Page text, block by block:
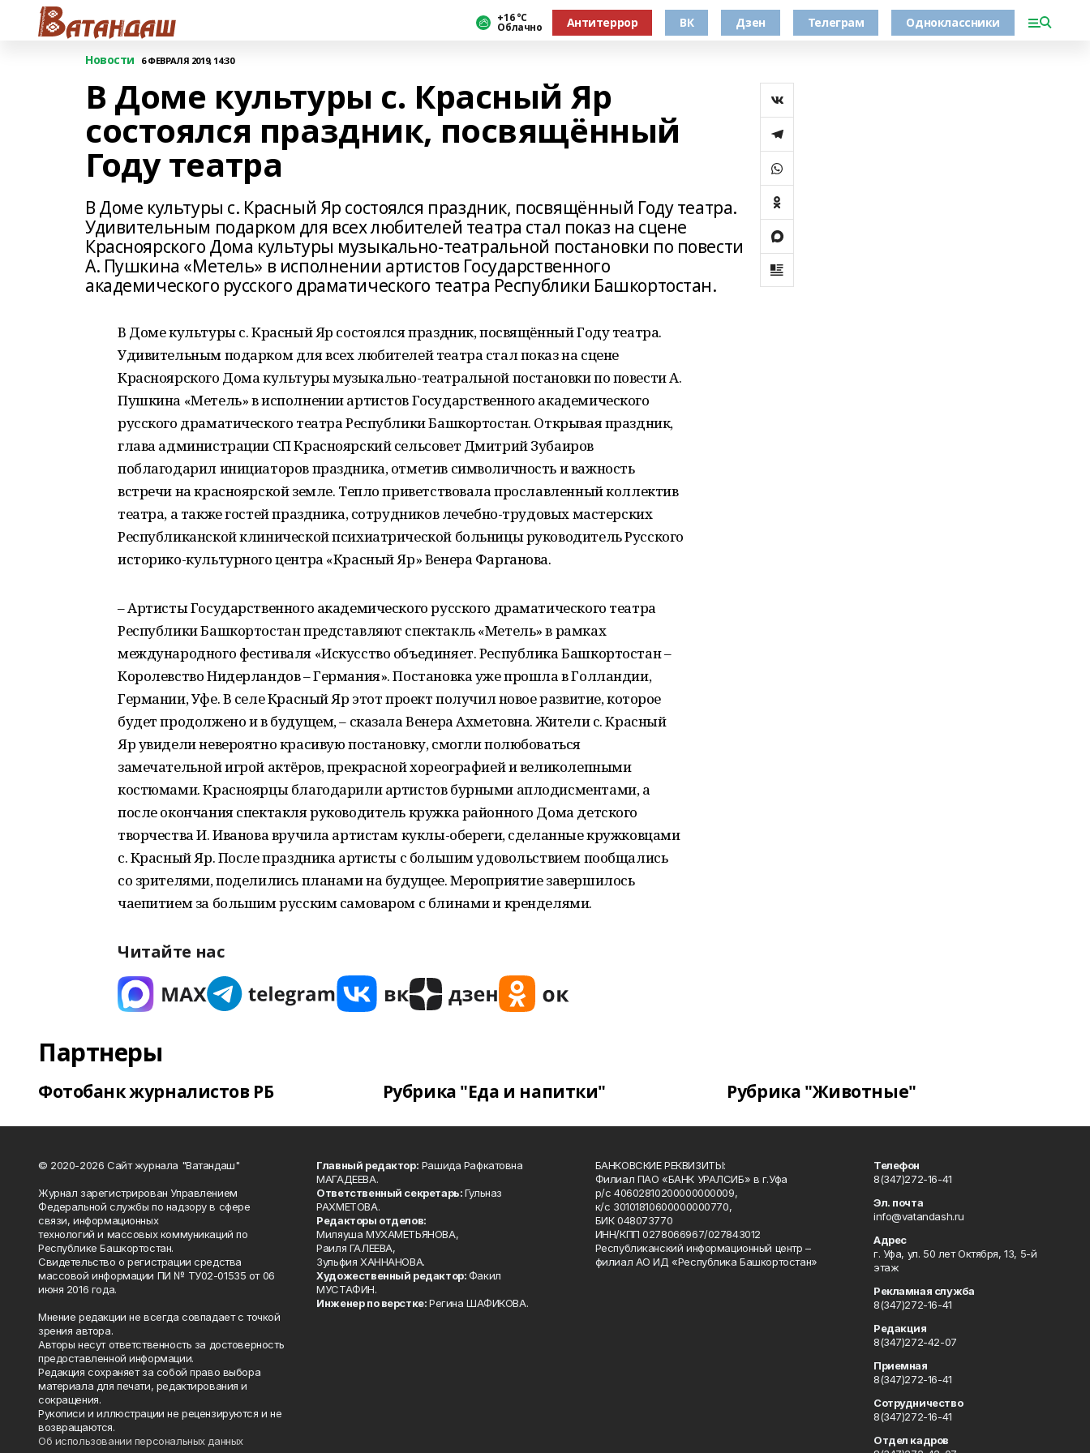
+16 °С
Облачно Антитеррор ВК Дзен Телеграм Одноклассники
Новости 6 ФЕВРАЛЯ 2019, 14:30
В Доме культуры с. Красный Яр
состоялся праздник, посвящённый
Году театра
В Доме культуры с. Красный Яр состоялся праздник, посвящённый Году театра.
Удивительным подарком для всех любителей театра стал показ на сцене
Красноярского Дома культуры музыкально-театральной постановки по повести
А. Пушкина «Метель» в исполнении артистов Государственного
академического русского драматического театра Республики Башкортостан.
В Доме культуры с. Красный Яр состоялся праздник, посвящённый Году театра.
Удивительным подарком для всех любителей театра стал показ на сцене
Красноярского Дома культуры музыкально-театральной постановки по повести А.
Пушкина «Метель» в исполнении артистов Государственного академического
русского драматического театра Республики Башкортостан. Открывая праздник,
глава администрации СП Красноярский сельсовет Дмитрий Зубаиров
поблагодарил инициаторов праздника, отметив символичность и важность
встречи на красноярской земле. Тепло приветствовала прославленный коллектив
театра, а также гостей праздника, сотрудников лечебно-трудовых мастерских
Республиканской клинической психиатрической больницы руководитель Русского
историко-культурного центра «Красный Яр» Венера Фарганова.
– Артисты Государственного академического русского драматического театра
Республики Башкортостан представляют спектакль «Метель» в рамках
международного фестиваля «Искусство объединяет. Республика Башкортостан –
Королевство Нидерландов – Германия». Постановка уже прошла в Голландии,
Германии, Уфе. В селе Красный Яр этот проект получил новое развитие, которое
будет продолжено и в будущем, – сказала Венера Ахметовна. Жители с. Красный
Яр увидели невероятно красивую постановку, смогли полюбоваться
замечательной игрой актёров, прекрасной хореографией и великолепными
костюмами. Красноярцы благодарили артистов бурными аплодисментами, а
после окончания спектакля руководитель кружка районного Дома детского
творчества И. Иванова вручила артистам куклы-обереги, сделанные кружковцами
с. Красный Яр. После праздника артисты с большим удовольствием пообщались
со зрителями, поделились планами на будущее. Мероприятие завершилось
чаепитием за большим русским самоваром с блинами и кренделями.
Читайте нас
Партнеры
Фотобанк журналистов РБ Рубрика "Еда и напитки" Рубрика "Животные"
© 2020-2026 Сайт журнала "Ватандаш"
Журнал зарегистрирован Управлением
Федеральной службы по надзору в сфере
связи, информационных
технологий и массовых коммуникаций по
Республике Башкортостан.
Свидетельство о регистрации средства
массовой информации ПИ № ТУ02-01535 от 06
июня 2016 года.
Мнение редакции не всегда совпадает с точкой
зрения автора.
Авторы несут ответственность за достоверность
предоставленной информации.
Редакция сохраняет за собой право выбора
материала для печати, редактирования и
сокращения.
Рукописи и иллюстрации не рецензируются и не
возвращаются.
Об использовании персональных данных
Главный редактор: Рашида Рафкатовна
МАГАДЕЕВА.
Ответственный секретарь:Гульназ
РАХМЕТОВА.
Редакторы отделов:
Миляуша МУХАМЕТЬЯНОВА,
Раиля ГАЛЕЕВА,
Зульфия ХАННАНОВА.
Художественный редактор:Факил
МУСТАФИН.
Инженер по верстке:Регина ШАФИКОВА.
БАНКОВСКИЕ РЕКВИЗИТЫ:
Филиал ПАО «БАНК УРАЛСИБ» в г.Уфа
р/с 40602810200000000009,
к/с 30101810600000000770,
БИК 048073770
ИНН/КПП 0278066967/027843012
Республиканский информационный центр –
филиал АО ИД «Республика Башкортостан»
Телефон
8(347)272-16-41
Эл. почта
info@vatandash.ru
Адрес
г. Уфа, ул. 50 лет Октября, 13, 5-й
этаж
Рекламная служба
8(347)272-16-41
Редакция
8(347)272-42-07
Приемная
8(347)272-16-41
Сотрудничество
8(347)272-16-41
Отдел кадров